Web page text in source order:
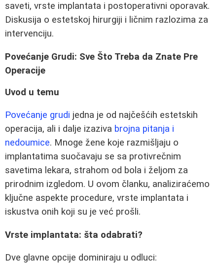
saveti, vrste implantata i postoperativni oporavak.
Diskusija o estetskoj hirurgiji i ličnim razlozima za
intervenciju.
Povećanje Grudi: Sve Što Treba da Znate Pre
Operacije
Uvod u temu
Povećanje grudi jedna je od najčešćih estetskih
operacija, ali i dalje izaziva brojna pitanja i
nedoumice. Mnoge žene koje razmišljaju o
implantatima suočavaju se sa protivrečnim
savetima lekara, strahom od bola i željom za
prirodnim izgledom. U ovom članku, analiziraćemo
ključne aspekte procedure, vrste implantata i
iskustva onih koji su je već prošli.
Vrste implantata: šta odabrati?
Dve glavne opcije dominiraju u odluci: